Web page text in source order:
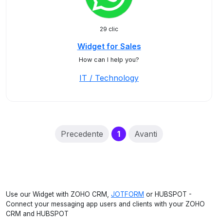
29 clic
Widget for Sales
How can I help you?
IT / Technology
Precedente 1(current)
Avanti
Use our Widget with ZOHO CRM, JOTFORM or HUBSPOT -
Connect your messaging app users and clients with your ZOHO
CRM and HUBSPOT